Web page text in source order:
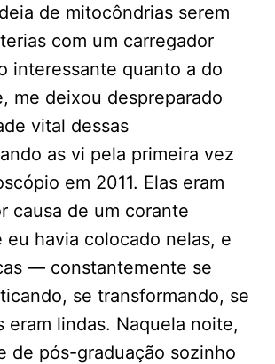
de mitocôndrias serem
com um carregador
interessante quanto a do
me deixou despreparado
vital dessas
as vi pela primeira vez
em 2011. Elas eram
causa de um corante
eu havia colocado nelas, e
— constantemente se
se transformando, se
eram lindas. Naquela noite,
de pós-graduação sozinho